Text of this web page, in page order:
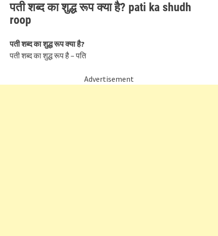
पती शब्द का शुद्ध रूप क्या है? pati ka shudh
roop
पती शब्द का शुद्ध रूप क्या है?
पती शब्द का शुद्ध रूप है – पति
Advertisement